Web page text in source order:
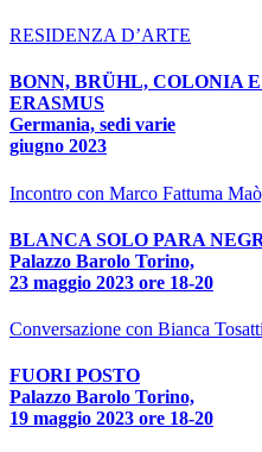
RESIDENZA D’ARTE
BONN, BRÜHL, COLONIA
ERASMUS
Germania, sedi varie
giugno 2023
Incontro con Marco Fattuma
BLANCA SOLO PARA
Palazzo Barolo Torino,
23 maggio 2023 ore 18-20
Conversazione con Bianca
FUORI POSTO
Palazzo Barolo Torino,
19 maggio 2023 ore 18-20